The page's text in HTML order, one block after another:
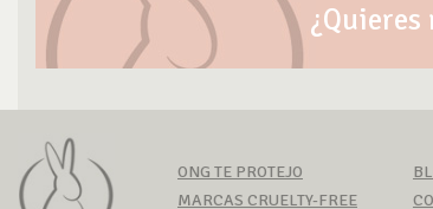
ONG TE PROTEJO
MARCAS CRUELTY-FREE